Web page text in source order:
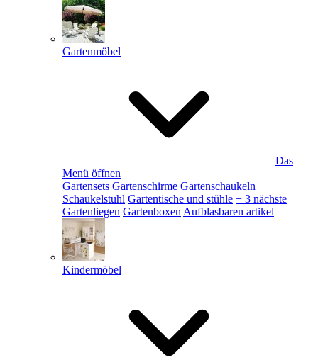
Gartenmöbel
Das
Menü öffnen
Gartensets Gartenschirme Gartenschaukeln
Schaukelstuhl Gartentische und stühle + 3 nächste
Gartenliegen Gartenboxen Aufblasbaren artikel
Kindermöbel